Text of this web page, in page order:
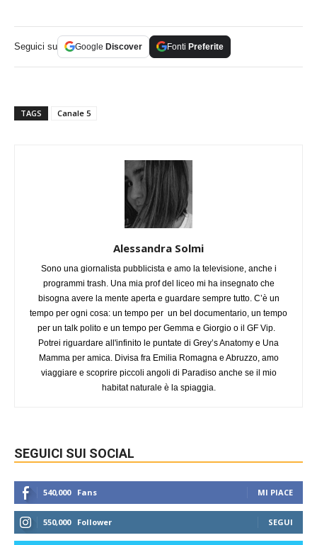
Seguici su Google Discover Fonti Preferite
TAGS Canale 5
Alessandra Solmi
Sono una giornalista pubblicista e amo la televisione, anche i
programmi trash. Una mia prof del liceo mi ha insegnato che
bisogna avere la mente aperta e guardare sempre tutto. C’è un
tempo per ogni cosa: un tempo per un bel documentario, un tempo
per un talk polito e un tempo per Gemma e Giorgio o il GF Vip.
Potrei riguardare all'infinito le puntate di Grey’s Anatomy e Una
Mamma per amica. Divisa fra Emilia Romagna e Abruzzo, amo
viaggiare e scoprire piccoli angoli di Paradiso anche se il mio
habitat naturale è la spiaggia.
SEGUICI SUI SOCIAL
540,000 Fans MI PIACE
550,000 Follower SEGUI